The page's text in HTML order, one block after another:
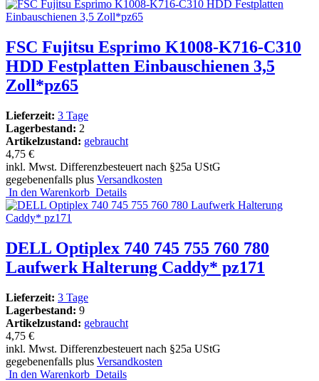
FSC Fujitsu Esprimo K1008-K716-C310
HDD Festplatten Einbauschienen 3,5
Zoll*pz65
Lieferzeit: 3 Tage
Lagerbestand: 2
Artikelzustand: gebraucht
4,75 €
inkl. Mwst. Differenzbesteuert nach §25a UStG
gegebenenfalls plus Versandkosten
In den Warenkorb Details
DELL Optiplex 740 745 755 760 780
Laufwerk Halterung Caddy* pz171
Lieferzeit: 3 Tage
Lagerbestand: 9
Artikelzustand: gebraucht
4,75 €
inkl. Mwst. Differenzbesteuert nach §25a UStG
gegebenenfalls plus Versandkosten
In den Warenkorb Details